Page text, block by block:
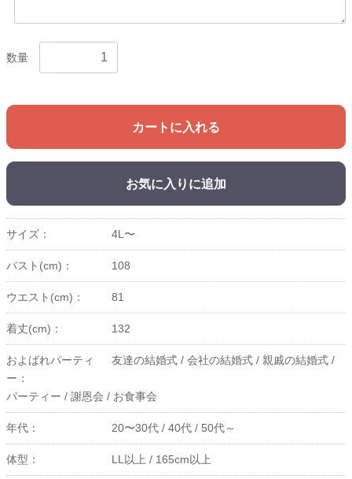
数量
カートに入れる
お気に入りに追加
サイズ： 4L〜
バスト(cm)： 108
ウエスト(cm)： 81
着丈(cm)： 132
およばれパーティ
ー：
友達の結婚式 / 会社の結婚式 / 親戚の結婚式 /
パーティー / 謝恩会 / お食事会
年代： 20〜30代 / 40代 / 50代～
体型： LL以上 / 165cm以上